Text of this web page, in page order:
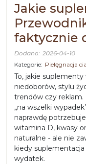
Jakie
faktycznie
Dodano: 2026-04-10
Kategorie: Pielęgnacja
To, jakie suplementy
niedoborów, stylu
trendów czy reklam.
„na wszelki
naprawdę
witamina D, kwasy
naturalne - ale nie
kiedy
wydatek.